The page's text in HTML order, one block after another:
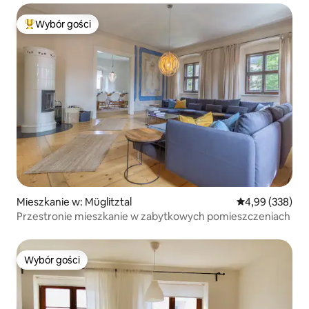
Najpopularniejsze z kategorii Wybór gości
Wybór gości
Mieszkanie w: Müglitztal Średnia
4,99 (338)
Przestronie mieszkanie w zabytkowych pomieszczeniach
Wybór gości
Wybór gości